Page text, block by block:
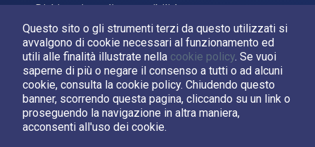
Questo sito o gli strumenti terzi da questo utilizzati si
avvalgono di cookie necessari al funzionamento ed
utili alle finalità illustrate nella cookie policy. Se vuoi
saperne di più o negare il consenso a tutti o ad alcuni
cookie, consulta la cookie policy. Chiudendo questo
banner, scorrendo questa pagina, cliccando su un link o
proseguendo la navigazione in altra maniera,
acconsenti all'uso dei cookie.
Dichiarazione di accessibilità
ASI Agenzia Spaziale Italiana, 2026. P.Iva 03638121008
Sviluppato daLPM
Seguici su:
Asi su Facebook
Asi su XCanale Asi su YouTube